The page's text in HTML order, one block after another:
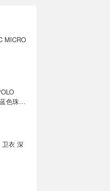
MICRO
色珠地
卫衣 深